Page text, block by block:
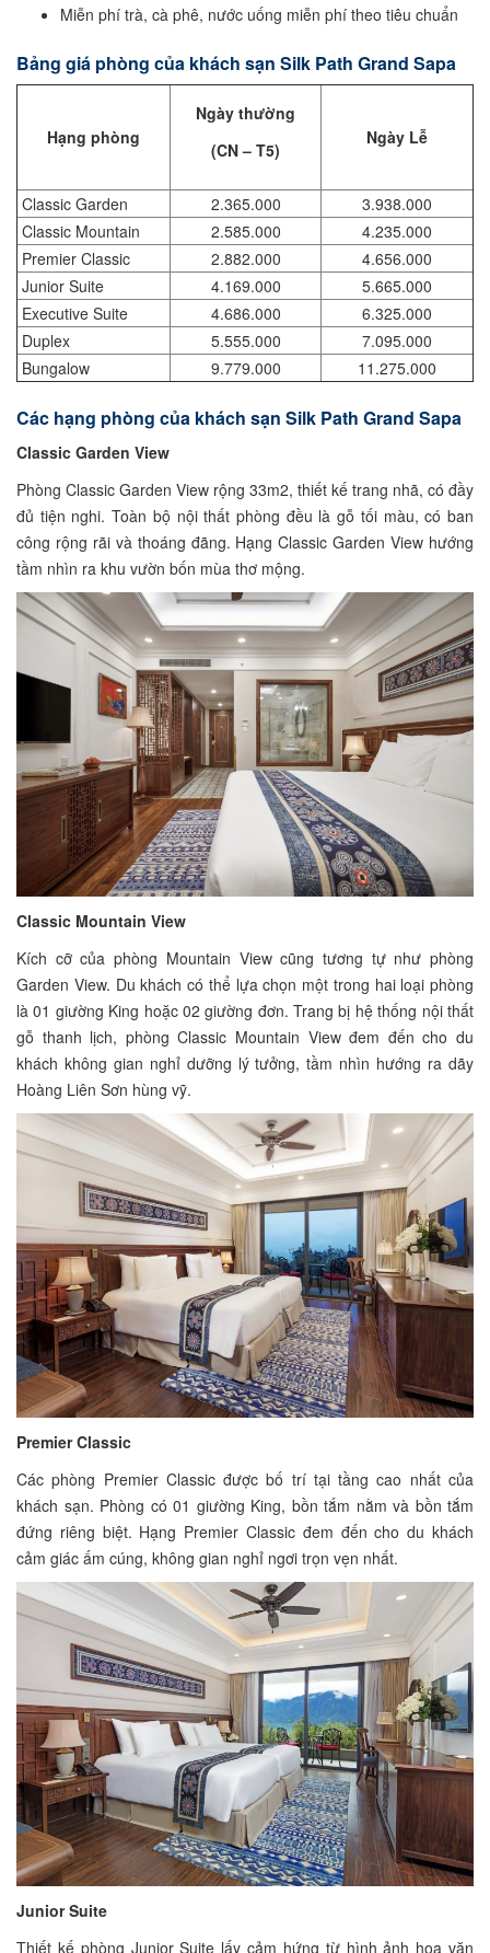
Miễn phí trà, cà phê, nước uống miễn phí theo tiêu chuẩn
Bảng giá phòng của khách sạn Silk Path Grand Sapa
Hạng phòng
Ngày thường
(CN – T5)
Ngày Lễ
Classic Garden 2.365.000
3.938.000
Classic Mountain
2.585.000
4.235.000
Premier Classic
2.882.000
4.656.000
Junior Suite
4.169.000
5.665.000
Executive Suite
4.686.000
6.325.000
Duplex
5.555.000
7.095.000
Bungalow
9.779.000 11.275.000
Các hạng phòng của khách sạn Silk Path Grand Sapa
Classic Garden View
Phòng Classic Garden View rộng 33m2, thiết kế trang nhã, có đầy
đủ tiện nghi. Toàn bộ nội thất phòng đều là gỗ tối màu, có ban
công rộng rãi và thoáng đãng. Hạng Classic Garden View hướng
tầm nhìn ra khu vườn bốn mùa thơ mộng.
Classic Mountain View
Kích cỡ của phòng Mountain View cũng tương tự như phòng
Garden View. Du khách có thể lựa chọn một trong hai loại phòng
là 01 giường King hoặc 02 giường đơn. Trang bị hệ thống nội thất
gỗ thanh lịch, phòng Classic Mountain View đem đến cho du
khách không gian nghỉ dưỡng lý tưởng, tầm nhìn hướng ra dãy
Hoàng Liên Sơn hùng vỹ.
Premier Classic
Các phòng Premier Classic được bố trí tại tầng cao nhất của
khách sạn. Phòng có 01 giường King, bồn tắm nằm và bồn tắm
đứng riêng biệt. Hạng Premier Classic đem đến cho du khách
cảm giác ấm cúng, không gian nghỉ ngơi trọn vẹn nhất.
Junior Suite
Thiết kế phòng Junior Suite lấy cảm hứng từ hình ảnh hoa văn